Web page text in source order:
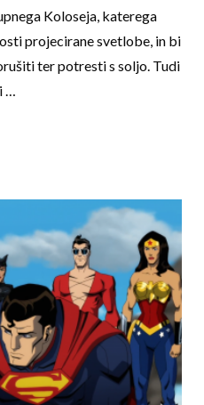
Koloseja, katerega
projecirane svetlobe, in bi
ter potresti s soljo. Tudi
…